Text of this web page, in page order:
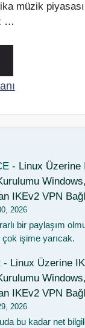
müzik
…
- Linux Üzerine
IKEv2 VPN
2026
bir paylaşım
çok işime yarıcak.
- Linux Üzerine
IKEv2 VPN
2026
bu kadar net